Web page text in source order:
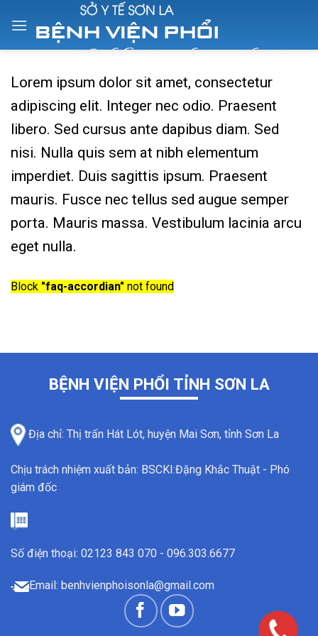
Lorem ipsum dolor sit amet, consectetur
adipiscing elit. Integer nec odio. Praesent
libero. Sed cursus ante dapibus diam. Sed
nisi. Nulla quis sem at nibh elementum
imperdiet. Duis sagittis ipsum. Praesent
mauris. Fusce nec tellus sed augue semper
porta. Mauris massa. Vestibulum lacinia arcu
eget nulla.
Block "faq-accordian" not found
BỆNH VIỆN PHỔI TỈNH SƠN LA
Địa chỉ: Thị trấn Hát Lót, huyện Mai Sơn, tỉnh Sơn La
Chịu trách nhiệm xuất bản: BSCKI:Đặng Khắc Thuật - Phó
giám đốc
Số điện thoại: 02123 843 070 - 096.303.6677
Email: benhvienphoisonla@gmail.com